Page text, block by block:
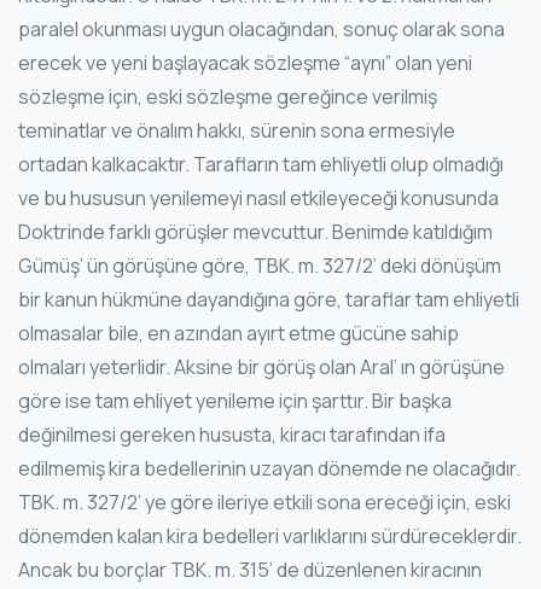
paralel okunması uygun olacağından, sonuç olarak sona
erecek ve yeni başlayacak sözleşme “aynı” olan yeni
sözleşme için, eski sözleşme gereğince verilmiş
teminatlar ve önalım hakkı, sürenin sona ermesiyle
ortadan kalkacaktır. Tarafların tam ehliyetli olup olmadığı
ve bu hususun yenilemeyi nasıl etkileyeceği konusunda
Doktrinde farklı görüşler mevcuttur. Benimde katıldığım
Gümüş’ ün görüşüne göre, TBK. m. 327/2’ deki dönüşüm
bir kanun hükmüne dayandığına göre, taraflar tam ehliyetli
olmasalar bile, en azından ayırt etme gücüne sahip
olmaları yeterlidir. Aksine bir görüş olan Aral’ ın görüşüne
göre ise tam ehliyet yenileme için şarttır. Bir başka
değinilmesi gereken hususta, kiracı tarafından ifa
edilmemiş kira bedellerinin uzayan dönemde ne olacağıdır.
TBK. m. 327/2’ ye göre ileriye etkili sona ereceği için, eski
dönemden kalan kira bedelleri varlıklarını sürdüreceklerdir.
Ancak bu borçlar TBK. m. 315’ de düzenlenen kiracının